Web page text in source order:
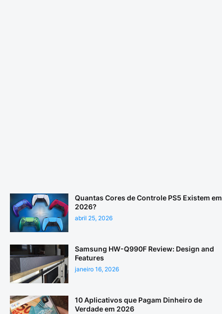
Quantas Cores de Controle PS5 Existem em
2026?
abril 25, 2026
Samsung HW-Q990F Review: Design and
Features
janeiro 16, 2026
10 Aplicativos que Pagam Dinheiro de
Verdade em 2026